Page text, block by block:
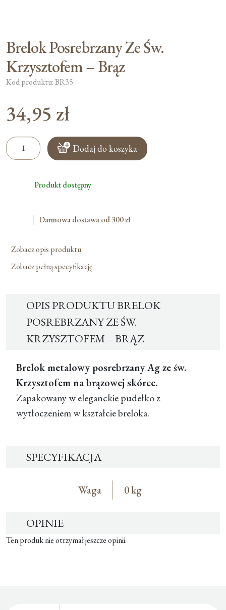
Brelok Posrebrzany Ze Św.
Krzysztofem – Brąz
Kod produktu: BR35
34,95 zł
ilość
Brelok
Dodaj do koszyka
Produkt dostępny
Darmowa dostawa od 300 zł
Zobacz opis produktu
Zobacz pełną specyfikację
OPIS PRODUKTU BRELOK
POSREBRZANY ZE ŚW.
KRZYSZTOFEM – BRĄZ
Brelok metalowy posrebrzany Ag ze św.
Krzysztofem na brązowej skórce.
Zapakowany w eleganckie pudełko z
wytłoczeniem w kształcie breloka.
SPECYFIKACJA
Waga 0 kg
OPINIE
Ten produk nie otrzymał jeszcze opinii.